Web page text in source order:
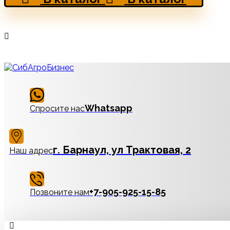
Спросите насWhatsapp
Наш адресг. Барнаул, ул Трактовая, 2
Позвоните нам‪+7-905-925-15-85